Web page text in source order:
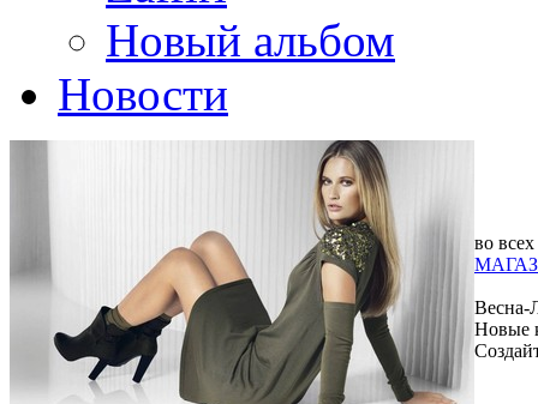
Новый альбом
Новости
во всех
Весна-
Новые